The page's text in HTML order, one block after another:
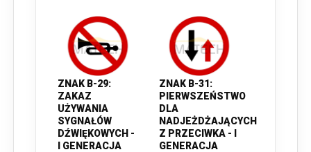
ZNAK B-29:
ZAKAZ
UŻYWANIA
SYGNAŁÓW
DŹWIĘKOWYCH -
I GENERACJA
ZNAK B-31:
PIERWSZEŃSTWO
DLA
NADJEŻDŻAJĄCYCH
Z PRZECIWKA - I
GENERACJA